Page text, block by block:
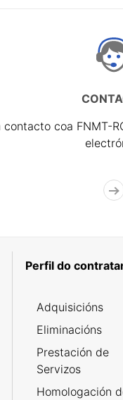
contacto coa FNMT-
Perfil do
Adquisicións
Eliminacións
Prestación de
Servizos
Homologación